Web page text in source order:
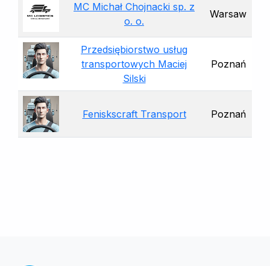
MC Michał Chojnacki sp. z
o. o.
Warsaw
Przedsiębiorstwo usług
transportowych Maciej
Silski
Poznań
Feniskscraft Transport Poznań